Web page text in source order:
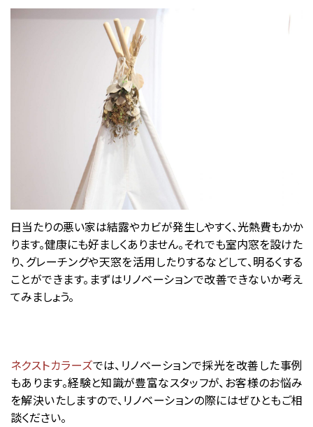
日当たりの悪い家は結露やカビが発生しやすく、光熱費もかか
ります。健康にも好ましくありません。それでも室内窓を設けた
り、グレーチングや天窓を活用したりするなどして、明るくする
ことができます。まずはリノベーションで改善できないか考え
てみましょう。
ネクストカラーズでは、リノベーションで採光を改善した事例
もあります。経験と知識が豊富なスタッフが、お客様のお悩み
を解決いたしますので、リノベーションの際にはぜひともご相
談ください。